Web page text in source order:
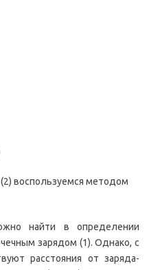
воспользуемся методом
найти в определении
зарядом (1). Однако, с
расстояния от заряда-